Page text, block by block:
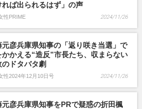
れば出られるはず」の声
性PRIME 2024/11/26
元彦兵庫県知事の「返り咲き当選」で
かかえる“造反”市長たち、収まらない
のドタバタ劇
性2024年12月10日号 2024/11/26
元彦兵庫県知事をPRで疑惑の折田楓